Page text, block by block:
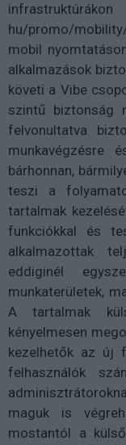
hu/promo/
mobil
alkalmazások
követi a Vibe
szintű biztonság
felvonultatva
munkavégzésre
bárhonnan,
teszi a
tartalmak
funkciókkal és
alkalmazottak
eddiginél
munkaterületek,
A tartalmak
kényelmesen
kezelhetők az új
felhasználók
maguk is
mostantól a